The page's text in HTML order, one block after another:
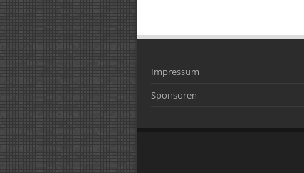
Impressum
Sponsoren